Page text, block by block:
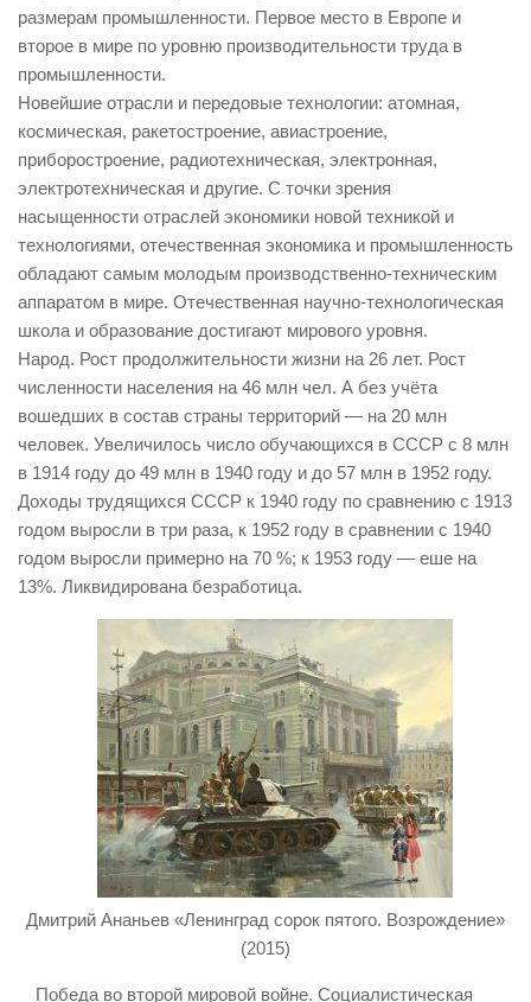
размерам промышленности. Первое место в Европе и
второе в мире по уровню производительности труда в
промышленности.
Новейшие отрасли и передовые технологии: атомная,
космическая, ракетостроение, авиастроение,
приборостроение, радиотехническая, электронная,
электротехническая и другие. С точки зрения
насыщенности отраслей экономики новой техникой и
технологиями, отечественная экономика и промышленность
обладают самым молодым производственно-техническим
аппаратом в мире. Отечественная научно-технологическая
школа и образование достигают мирового уровня.
Народ. Рост продолжительности жизни на 26 лет. Рост
численности населения на 46 млн чел. А без учёта
вошедших в состав страны территорий — на 20 млн
человек. Увеличилось число обучающихся в СССР с 8 млн
в 1914 году до 49 млн в 1940 году и до 57 млн в 1952 году.
Доходы трудящихся СССР к 1940 году по сравнению с 1913
годом выросли в три раза, к 1952 году в сравнении с 1940
годом выросли примерно на 70 %; к 1953 году — еше на
13%. Ликвидирована безработица.
Дмитрий Ананьев «Ленинград сорок пятого. Возрождение»
(2015)
Победа во второй мировой войне. Социалистическая